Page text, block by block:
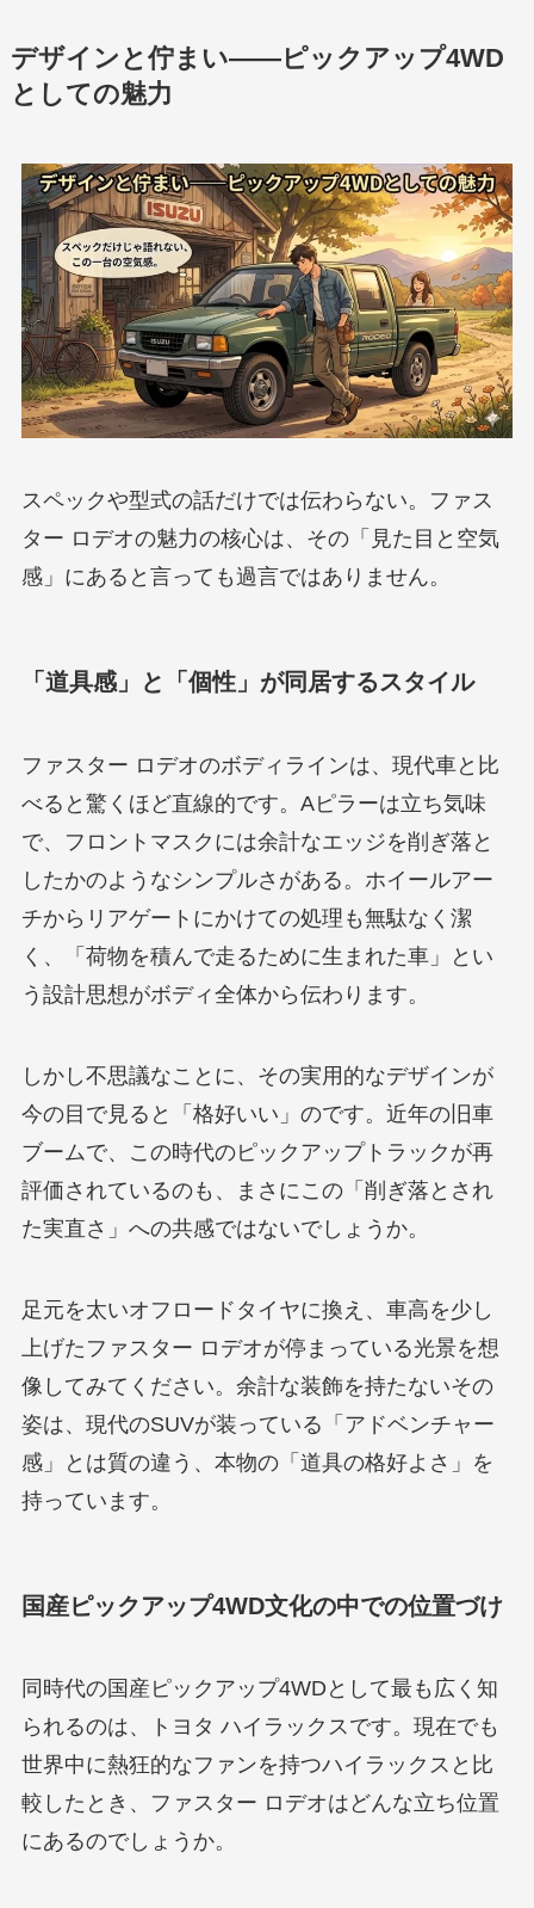
デザインと佇まい——ピックアップ4WD
としての魅力
スペックや型式の話だけでは伝わらない。ファス
ター ロデオの魅力の核心は、その「見た目と空気
感」にあると言っても過言ではありません。
「道具感」と「個性」が同居するスタイル
ファスター ロデオのボディラインは、現代車と比
べると驚くほど直線的です。Aピラーは立ち気味
で、フロントマスクには余計なエッジを削ぎ落と
したかのようなシンプルさがある。ホイールアー
チからリアゲートにかけての処理も無駄なく潔
く、「荷物を積んで走るために生まれた車」とい
う設計思想がボディ全体から伝わります。
しかし不思議なことに、その実用的なデザインが
今の目で見ると「格好いい」のです。近年の旧車
ブームで、この時代のピックアップトラックが再
評価されているのも、まさにこの「削ぎ落とされ
た実直さ」への共感ではないでしょうか。
足元を太いオフロードタイヤに換え、車高を少し
上げたファスター ロデオが停まっている光景を想
像してみてください。余計な装飾を持たないその
姿は、現代のSUVが装っている「アドベンチャー
感」とは質の違う、本物の「道具の格好よさ」を
持っています。
国産ピックアップ4WD文化の中での位置づけ
同時代の国産ピックアップ4WDとして最も広く知
られるのは、トヨタ ハイラックスです。現在でも
世界中に熱狂的なファンを持つハイラックスと比
較したとき、ファスター ロデオはどんな立ち位置
にあるのでしょうか。